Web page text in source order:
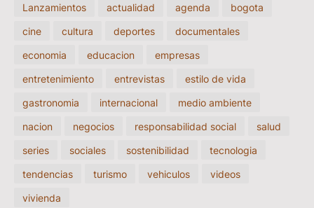
Lanzamientos actualidad agenda
bogota
cine
cultura deportes
documentales
economia
educacion
empresas
entretenimiento
entrevistas
estilo de vida
gastronomia
internacional
medio ambiente
nacion
negocios responsabilidad social
salud
series
sociales sostenibilidad
tecnologia
tendencias
turismo vehiculos
videos
vivienda